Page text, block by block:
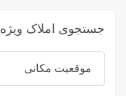
جستجوی املاک ویژه
موقعیت مکانی